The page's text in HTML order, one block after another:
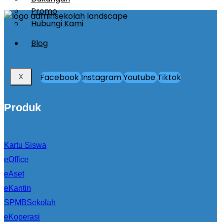
Promo
Hubungi Kami
Blog
X FacebookInstagramYoutubeTiktok
Produk
Kartu Siswa
eOffice
eAset
eKantin
SPMBSekolah
eKoperasi